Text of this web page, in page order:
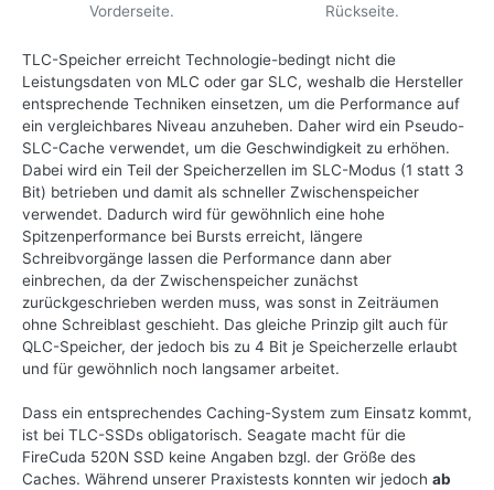
Vorderseite.
Rückseite.
TLC-Speicher erreicht Technologie-bedingt nicht die
Leistungsdaten von MLC oder gar SLC, weshalb die Hersteller
entsprechende Techniken einsetzen, um die Performance auf
ein vergleichbares Niveau anzuheben. Daher wird ein Pseudo-
SLC-Cache verwendet, um die Geschwindigkeit zu erhöhen.
Dabei wird ein Teil der Speicherzellen im SLC-Modus (1 statt 3
Bit) betrieben und damit als schneller Zwischenspeicher
verwendet. Dadurch wird für gewöhnlich eine hohe
Spitzenperformance bei Bursts erreicht, längere
Schreibvorgänge lassen die Performance dann aber
einbrechen, da der Zwischenspeicher zunächst
zurückgeschrieben werden muss, was sonst in Zeiträumen
ohne Schreiblast geschieht. Das gleiche Prinzip gilt auch für
QLC-Speicher, der jedoch bis zu 4 Bit je Speicherzelle erlaubt
und für gewöhnlich noch langsamer arbeitet.
Dass ein entsprechendes Caching-System zum Einsatz kommt,
ist bei TLC-SSDs obligatorisch. Seagate macht für die
FireCuda 520N SSD keine Angaben bzgl. der Größe des
Caches. Während unserer Praxistests konnten wir jedoch ab